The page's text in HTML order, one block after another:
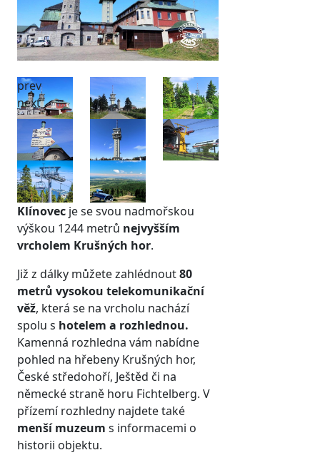
prev
next
Klínovec je se svou nadmořskou
výškou 1244 metrů nejvyšším
vrcholem Krušných hor.
Již z dálky můžete zahlédnout80
metrů vysokou telekomunikační
věž, která se na vrcholu nachází
spolu s hotelem a rozhlednou.
Kamenná rozhledna vám nabídne
pohled na hřebeny Krušných hor,
České středohoří, Ještěd či na
německé straně horu Fichtelberg. V
přízemí rozhledny najdete také
menší muzeum s informacemi o
historii objektu.